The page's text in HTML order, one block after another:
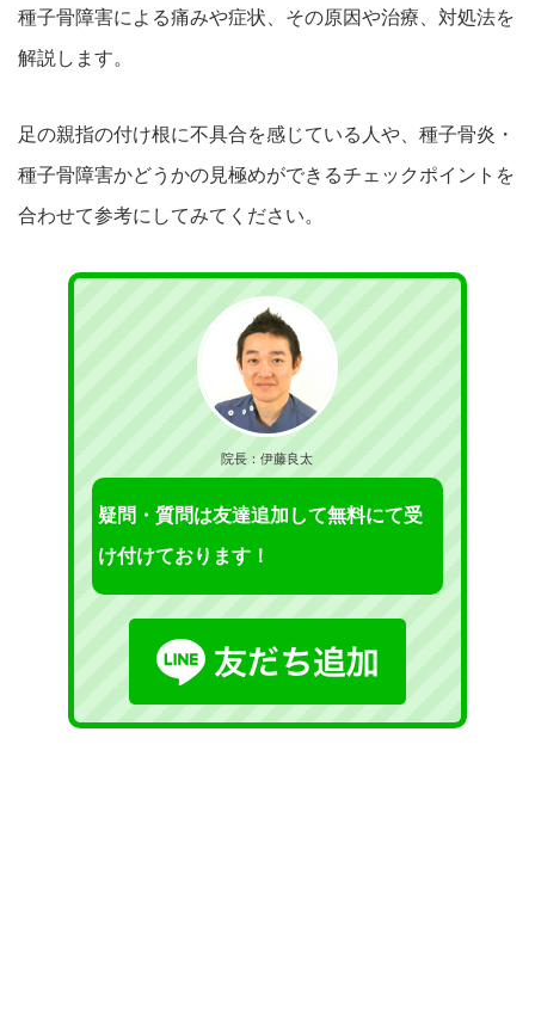
種子骨障害による痛みや症状、その原因や治療、対処法を
解説します。
足の親指の付け根に不具合を感じている人や、種子骨炎・
種子骨障害かどうかの見極めができるチェックポイントを
合わせて参考にしてみてください。
院長：伊藤良太
疑問・質問は友達追加して無料にて受
け付けております！